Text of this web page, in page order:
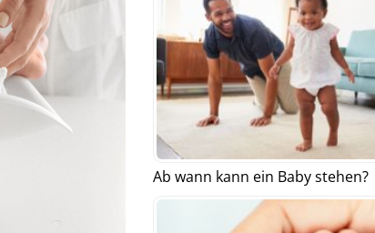
Ab wann kann ein Baby stehen?